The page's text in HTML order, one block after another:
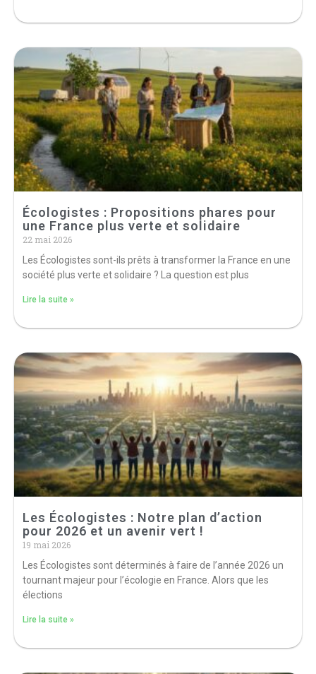
Écologistes : Propositions phares pour
une France plus verte et solidaire
22 mai 2026
Les Écologistes sont-ils prêts à transformer la France en une
société plus verte et solidaire ? La question est plus
Lire la suite »
Les Écologistes : Notre plan d’action
pour 2026 et un avenir vert !
19 mai 2026
Les Écologistes sont déterminés à faire de l’année 2026 un
tournant majeur pour l’écologie en France. Alors que les
élections
Lire la suite »